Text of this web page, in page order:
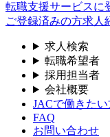
転職支援サービスに
ご登録済みの方求人
求人検索
転職希望者
採用担当者
会社概要
JACで働きたい
FAQ
お問い合わせ